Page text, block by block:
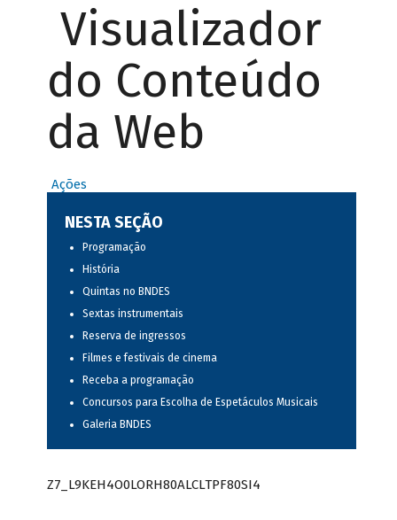
Visualizador
do Conteúdo
da Web
Ações
NESTA SEÇÃO
Programação
História
Quintas no BNDES
Sextas instrumentais
Reserva de ingressos
Filmes e festivais de cinema
Receba a programação
Concursos para Escolha de Espetáculos Musicais
Galeria BNDES
Z7_L9KEH4O0LORH80ALCLTPF80SI4